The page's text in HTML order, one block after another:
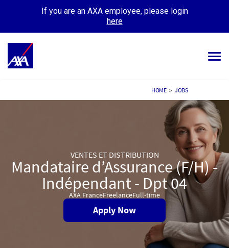
If you are an AXA employee, please login
here
MY APPLICATIONS MY PROFILE
HOME > JOBS
VENTES ET DISTRIBUTION
Mandataire d’Assurance (F/H) -
Indépendant - Dpt 04
AXA FranceFreelanceFull-time
Apply Now